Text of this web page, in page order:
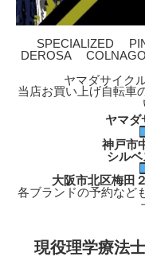
SPECIALIZED
DEROSA
ヤマダサイク
当店お買い上げ自転車
ヤマダ
神戸市
シル
大阪市北区梅田
各ブランドの予約など
現役理学療法